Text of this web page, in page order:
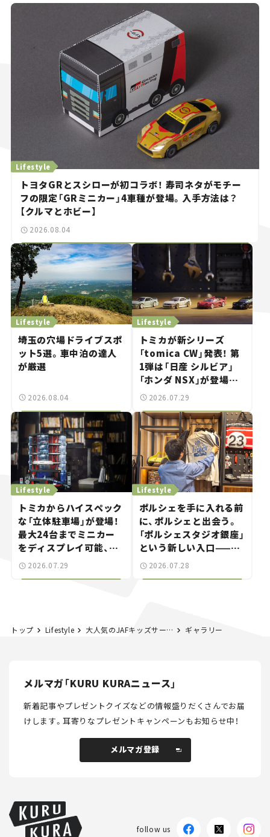
トヨタGRとスシローが初コラボ！ 寿司ネタがモチー
フの限定「GRミニカー」4車種が登場。入手方法は？
【クルマとホビー】
Lifestyle
2026.08.04
埼玉の穴場ドライブスポ
ット5選。車中泊の達人
が厳選
Lifestyle
2026.08.04
トミカが新シリーズ
「tomica CW」発表！ 第
1弾は「日産 シルビア」
「ホンダ NSX」が登場。
世界が注目す
とホビー】
Lifestyle
2026.07.29
トミカからハイスペック
な「立体駐車場」が登場！
最大24台までミニカー
をディスプレイ可能、特
別な「日産 GT-R
NISMO」も付属【クルマ
Lifestyle
2026.07.29
ポルシェを手に入れる前
に、ポルシェと出会う。
「ポルシェスタジオ銀座」
という新しい入口——連
載｜CCGとクルマでどう
する？＜第14回＞
Lifestyle
2026.07.28
トップ Lifestyle 大人気のJAFキッズサービスカーに乗れる！ ららぽーと豊洲でJAFの交通安全イベント開催 ギャラリー
メルマガ「KURU KURAニュース」
新着記事やプレゼントクイズなどの情報盛りだくさんでお届
けします。耳寄りなプレゼントキャンペーンもお知らせ中！
メルマガ登録
follow us